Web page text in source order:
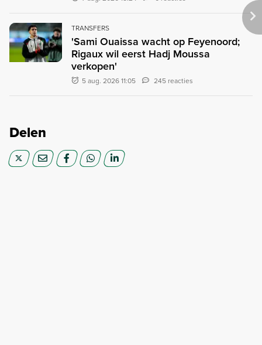
TRANSFERS
'Sami Ouaissa wacht op Feyenoord;
Rigaux wil eerst Hadj Moussa
verkopen'
5 aug. 2026 11:05 245 reacties
Delen